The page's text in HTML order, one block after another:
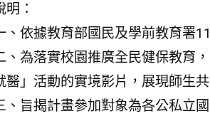
明：
、依據教育部國民及學前教育署
、為落實校園推廣全民健保教育
醫」活動的實境影片，展現師生
、旨揭計畫參加對象為各公私立